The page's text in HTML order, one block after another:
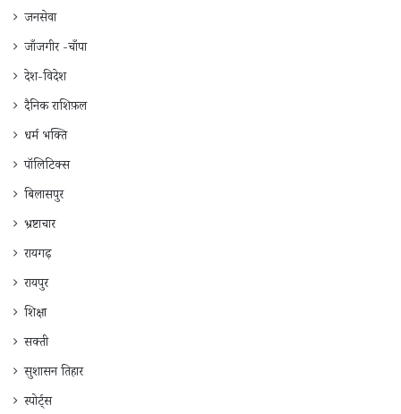
जनसेवा
जाँजगीर -चाँपा
देश-विदेश
दैनिक राशिफ़ल
धर्म भक्ति
पॉलिटिक्स
बिलासपुर
भ्रष्टाचार
रायगढ़
रायपुर
शिक्षा
सक्ती
सुशासन तिहार
स्पोर्ट्स